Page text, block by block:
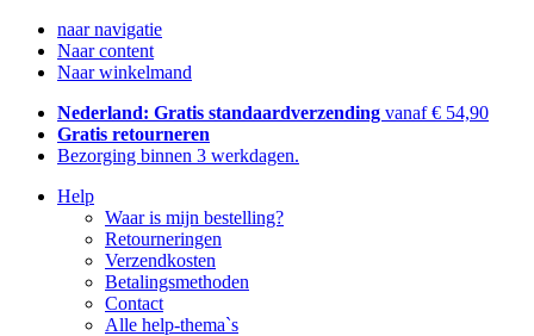
naar navigatie
Naar content
Naar winkelmand
Nederland: Gratis standaardverzending vanaf € 54,90
Gratis retourneren
Bezorging binnen 3 werkdagen.
Help
Waar is mijn bestelling?
Retourneringen
Verzendkosten
Betalingsmethoden
Contact
Alle help-thema`s